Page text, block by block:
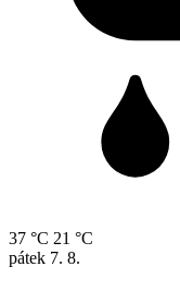
37 °C 21 °C
pátek 7. 8.